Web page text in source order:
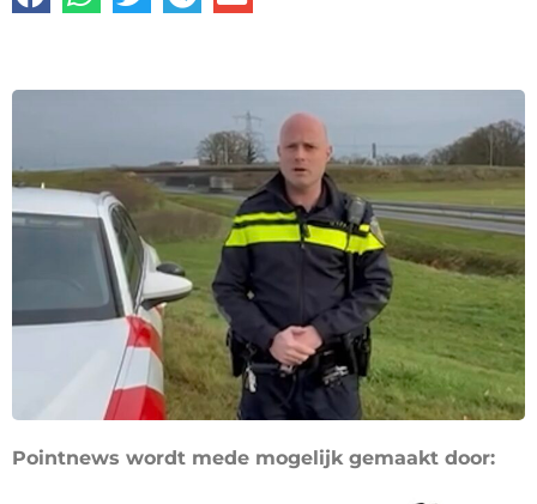
Pointnews wordt mede mogelijk gemaakt door: